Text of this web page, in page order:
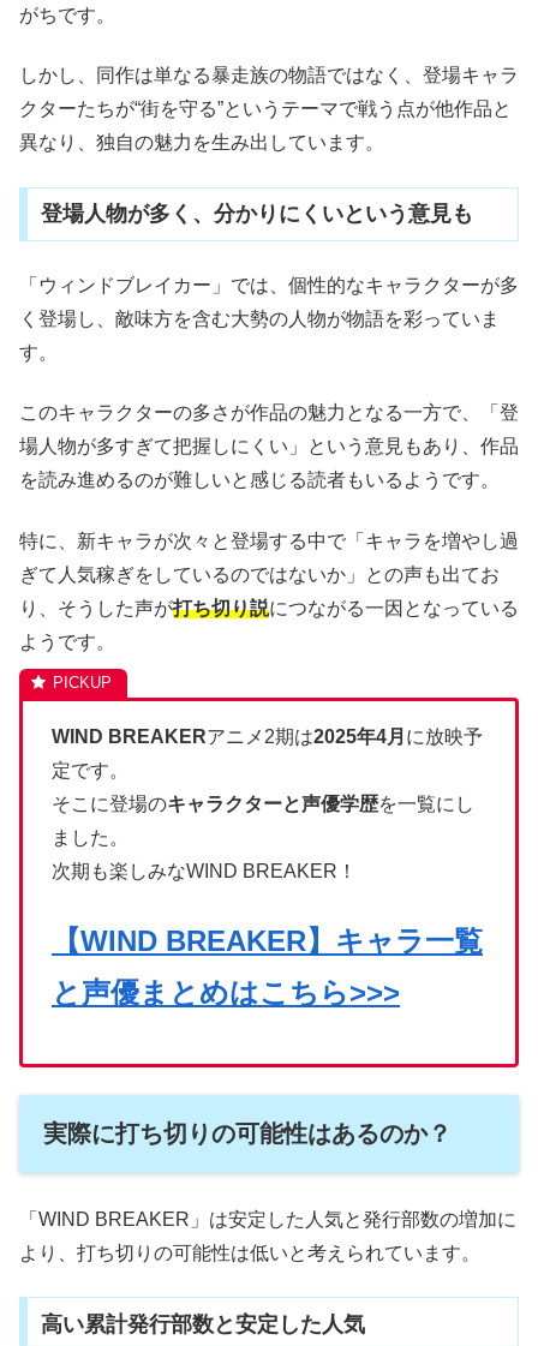
がちです。
しかし、同作は単なる暴走族の物語ではなく、登場キャラ
クターたちが“街を守る”というテーマで戦う点が他作品と
異なり、独自の魅力を生み出しています。
登場人物が多く、分かりにくいという意見も
「ウィンドブレイカー」では、個性的なキャラクターが多
く登場し、敵味方を含む大勢の人物が物語を彩っていま
す。
このキャラクターの多さが作品の魅力となる一方で、「登
場人物が多すぎて把握しにくい」という意見もあり、作品
を読み進めるのが難しいと感じる読者もいるようです。
特に、新キャラが次々と登場する中で「キャラを増やし過
ぎて人気稼ぎをしているのではないか」との声も出てお
り、そうした声が打ち切り説につながる一因となっている
ようです。
WIND BREAKERアニメ2期は2025年4月 に放映予
定です。
そこに登場のキャラクターと声優学歴を一覧にし
ました。
次期も楽しみなWIND BREAKER！
【WIND BREAKER】キャラ一覧
と声優まとめはこちら>>>
実際に打ち切りの可能性はあるのか？
「 WIND BREAKER 」は安定した人気と発行部数の増加に
より、打ち切りの可能性は低いと考えられています。
高い累計発行部数と安定した人気